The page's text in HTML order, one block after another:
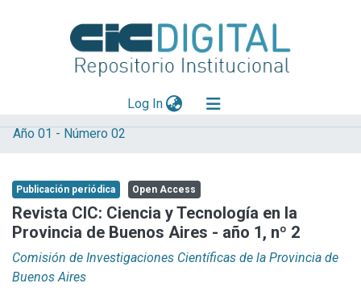
Log In(current)
Explorar
Aportar material
Statistics
Año 01 - Número 02
Publicación periódica Open Access
Revista CIC: Ciencia y Tecnología en la
Provincia de Buenos Aires - año 1, nº 2
Comisión de Investigaciones Científicas de la Provincia de
Buenos Aires